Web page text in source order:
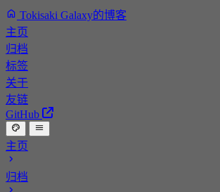
Tokisaki Galaxy的博客
主页
归档
标签
关于
友链
GitHub
主页
归档